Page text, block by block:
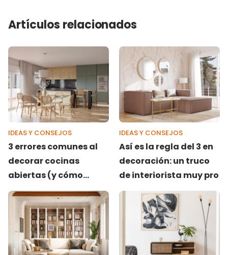
Artículos relacionados
IDEAS Y CONSEJOS
3 errores comunes al
decorar cocinas
abiertas (y cómo
evitarlos)
IDEAS Y CONSEJOS
Así es la regla del 3 en
decoración: un truco
de interiorista muy pro